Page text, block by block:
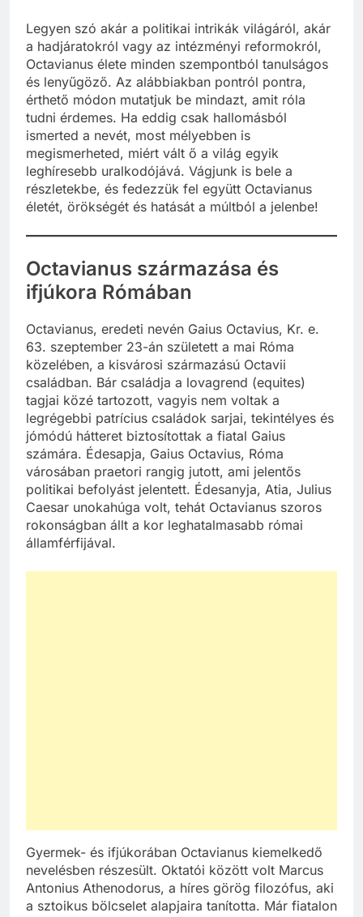
Legyen szó akár a politikai intrikák világáról, akár
a hadjáratokról vagy az intézményi reformokról,
Octavianus élete minden szempontból tanulságos
és lenyűgöző. Az alábbiakban pontról pontra,
érthető módon mutatjuk be mindazt, amit róla
tudni érdemes. Ha eddig csak hallomásból
ismerted a nevét, most mélyebben is
megismerheted, miért vált ő a világ egyik
leghíresebb uralkodójává. Vágjunk is bele a
részletekbe, és fedezzük fel együtt Octavianus
életét, örökségét és hatását a múltból a jelenbe!
Octavianus származása és
ifjúkora Rómában
Octavianus, eredeti nevén Gaius Octavius, Kr. e.
63. szeptember 23-án született a mai Róma
közelében, a kisvárosi származású Octavii
családban. Bár családja a lovagrend (equites)
tagjai közé tartozott, vagyis nem voltak a
legrégebbi patrícius családok sarjai, tekintélyes és
jómódú hátteret biztosítottak a fiatal Gaius
számára. Édesapja, Gaius Octavius, Róma
városában praetori rangig jutott, ami jelentős
politikai befolyást jelentett. Édesanyja, Atia, Julius
Caesar unokahúga volt, tehát Octavianus szoros
rokonságban állt a kor leghatalmasabb római
államférfijával.
Gyermek- és ifjúkorában Octavianus kiemelkedő
nevelésben részesült. Oktatói között volt Marcus
Antonius Athenodorus, a híres görög filozófus, aki
a sztoikus bölcselet alapjaira tanította. Már fiatalon